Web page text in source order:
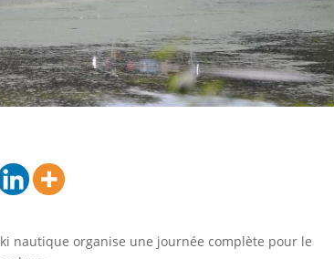
nautique organise une journée complète pour le